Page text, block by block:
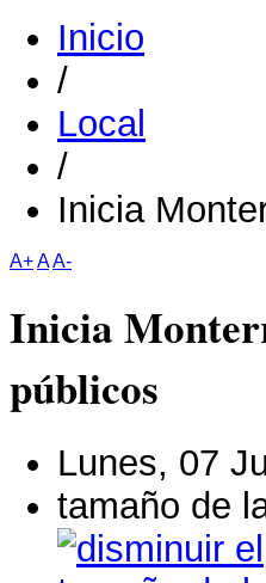
Inicio
/
Local
/
Inicia
A+AA-
Inicia
públicos
Lunes, 07
tamaño de